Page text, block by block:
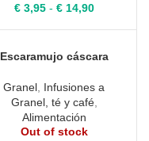
€3,95 - €14,90Rango
desde
Escaramujo cáscara
Granel Infusiones a
Granel, té y café,
Alimentación
Out of stock